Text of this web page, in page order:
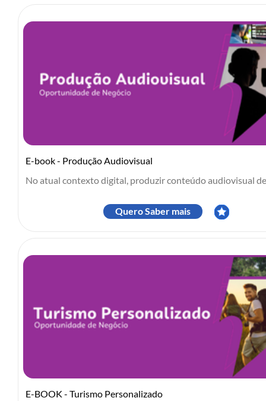
E-book - Produção Audiovisual
No atual contexto digital, produzir conteúdo audiovisual
Quero Saber mais
E-BOOK - Turismo Personalizado